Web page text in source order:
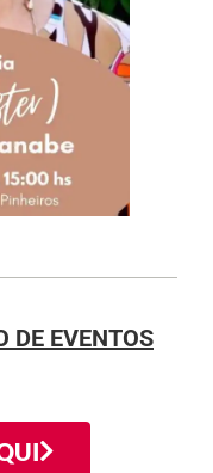
DE EVENTOS